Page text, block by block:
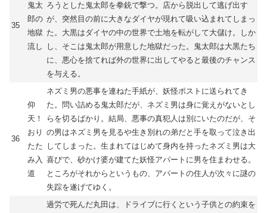
35
鬼太
郎の
地獄
流し
ろうとした鬼太郎を拳銃で撃つ。店から脱出して逃げ出す
が、突然目の前に大きなダイヤが現れて吸い込まれてしまっ
た。大黒はダイヤの中の世界で土地を転がして大儲け。しか
し、そこは鬼太郎が用意した地獄だった。鬼太郎は大黒たち
に、悪心を捨てれば外の世界に出してやると最後のチャンス
を与える。
36
仰
天！
おり
たた
み入
道
ネズミ男の悪事を連ねた手紙が、妖怪ポストに送られてき
た。問い詰める鬼太郎だが、ネズミ男は身に覚えがないとし
らを切るばかり。結局、悪事の真犯人は別にいたのだが、そ
の男はネズミ男を見るや生き別れの弟だと手を取って泣き出
してしまった。生まれてはじめて身内を持ったネズミ男は大
喜びで、砂かけ婆が建てた妖怪アパートに男を住まわせる。
ところがそれからというもの、アパートの住人が次々に謎の
失踪を遂げてゆく。
過労で死んだ丸田は、ドライブに行くという子供との約束を